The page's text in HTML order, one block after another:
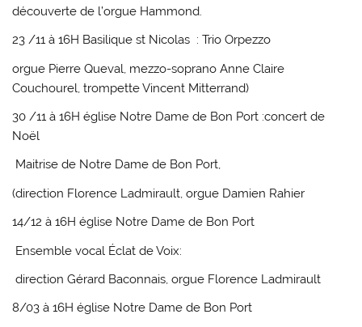
découverte de l’orgue Hammond.
23 /11 à 16H Basilique st Nicolas : Trio Orpezzo
orgue Pierre Queval, mezzo-soprano Anne Claire
Couchourel, trompette Vincent Mitterrand)
30 /11 à 16H église Notre Dame de Bon Port :concert de
Noël
Maitrise de Notre Dame de Bon Port,
(direction Florence Ladmirault, orgue Damien Rahier
14/12 à 16H église Notre Dame de Bon Port
Ensemble vocal Éclat de Voix:
direction Gérard Baconnais, orgue Florence Ladmirault
8/03 à 16H église Notre Dame de Bon Port